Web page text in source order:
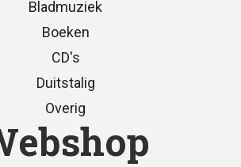
Bladmuziek
Boeken
CD's
Duitstalig
Overig